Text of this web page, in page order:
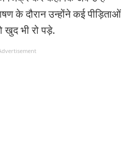
के दौरान उन्होंने कई पीड़िताओं
खुद भी रो पड़े.